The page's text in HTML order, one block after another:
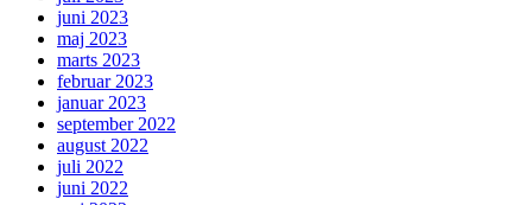
juni 2023
maj 2023
marts 2023
februar 2023
januar 2023
september 2022
august 2022
juli 2022
juni 2022